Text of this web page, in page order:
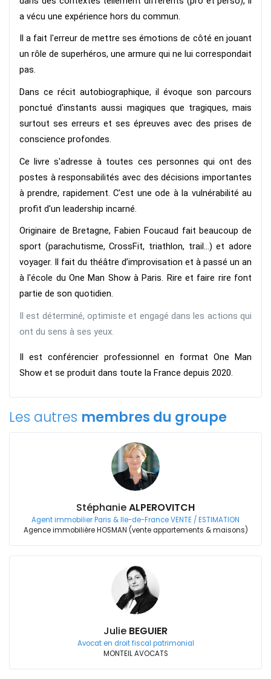
a vécu une expérience hors du commun.
Il a fait l'erreur de mettre ses émotions de côté en jouant
un rôle de superhéros, une armure qui ne lui correspondait
pas.
Dans ce récit autobiographique, il évoque son parcours
ponctué d'instants aussi magiques que tragiques, mais
surtout ses erreurs et ses épreuves avec des prises de
conscience profondes.
Ce livre s'adresse à toutes ces personnes qui ont des
postes à responsabilités avec des décisions importantes
à prendre, rapidement. C'est une ode à la vulnérabilité au
profit d'un leadership incarné.
Originaire de Bretagne, Fabien Foucaud fait beaucoup de
sport (parachutisme, CrossFit, triathlon, trail…) et adore
voyager. Il fait du théâtre d’improvisation et à passé un an
à l'école du One Man Show à Paris. Rire et faire rire font
partie de son quotidien.
Il est déterminé, optimiste et engagé dans les actions qui
ont du sens à ses yeux.
Il est conférencier professionnel en format One Man
Show et se produit dans toute la France depuis 2020.
Les autres membres du groupe
StéphanieALPEROVITCH
Agent immobilier Paris & Ile-de-France VENTE / ESTIMATION
Agence immobilière HOSMAN (vente appartements & maisons)
Julie BEGUIER
Avocat en droit fiscal patrimonial
MONTEIL AVOCATS